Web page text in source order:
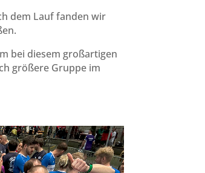
dem Lauf fanden wir
bei diesem großartigen
größere Gruppe im